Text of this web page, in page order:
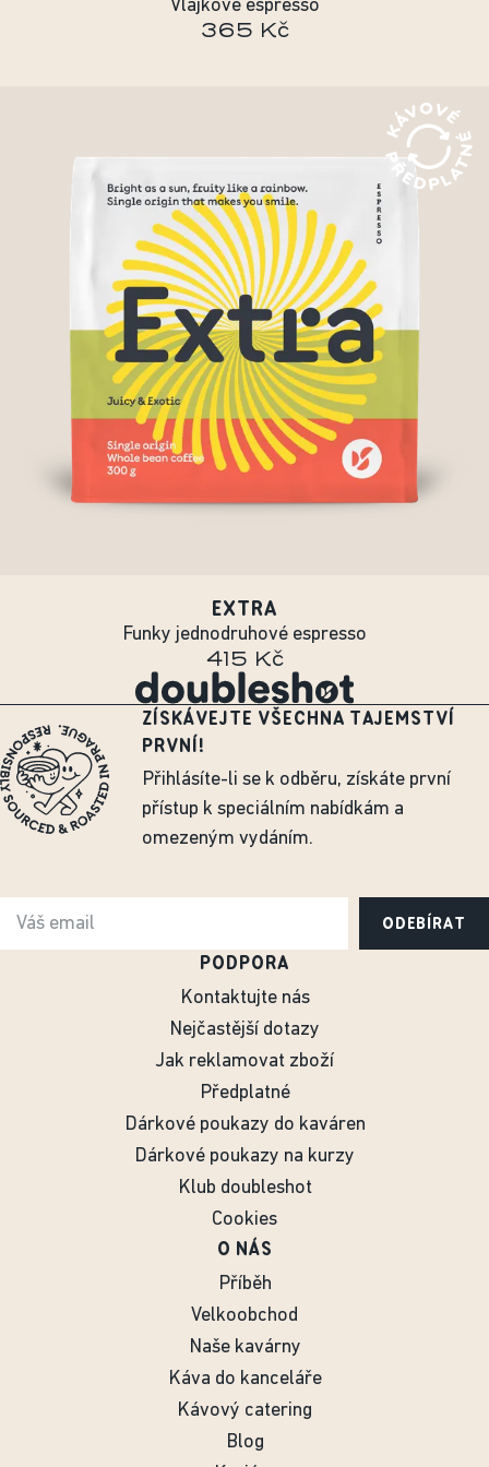
Vlajkové espresso
365 Kč
EXTRA
Funky jednodruhové espresso
415 Kč
ZÍSKÁVEJTE VŠECHNA TAJEMSTVÍ
PRVNÍ!
Přihlásíte-li se k odběru, získáte první
přístup k speciálním nabídkám a
omezeným vydáním.
ODEBÍRAT
PODPORA
Kontaktujte nás
Nejčastější dotazy
Jak reklamovat zboží
Předplatné
Dárkové poukazy do kaváren
Dárkové poukazy na kurzy
Klub doubleshot
Cookies
O NÁS
Příběh
Velkoobchod
Naše kavárny
Káva do kanceláře
Kávový catering
Blog